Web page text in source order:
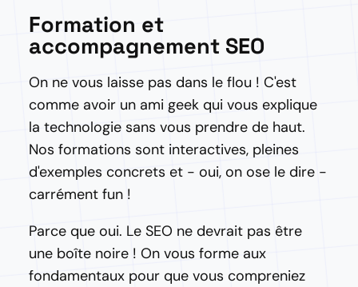
Formation et
accompagnement SEO
On ne vous laisse pas dans le flou ! C'est
comme avoir un ami geek qui vous explique
la technologie sans vous prendre de haut.
Nos formations sont interactives, pleines
d'exemples concrets et - oui, on ose le dire -
carrément fun !
Parce que oui. Le SEO ne devrait pas être
une boîte noire ! On vous forme aux
fondamentaux pour que vous compreniez